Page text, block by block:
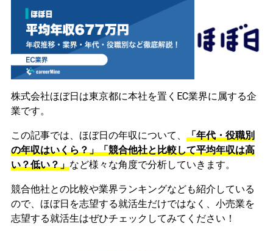
株式会社ほぼ日は東京都に本社を置くEC業界に属する企
業です。
この記事では、ほぼ日の年収について、 「年代・役職別
の年収はいくら？」「競合他社と比較して平均年収は高
い？低い？」など様々な角度で分析していきます。
競合他社との比較や業界ランキングなども紹介している
ので、ほぼ日を志望する就活生だけではなく、小売業を
志望する就活生はぜひチェックしてみてください！